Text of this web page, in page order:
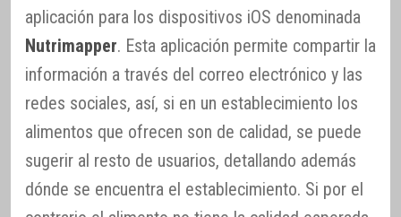
aplicación para los dispositivos iOS denominada
Nutrimapper. Esta aplicación permite compartir la
información a través del correo electrónico y las
redes sociales, así, si en un establecimiento los
alimentos que ofrecen son de calidad, se puede
sugerir al resto de usuarios, detallando además
dónde se encuentra el establecimiento. Si por el